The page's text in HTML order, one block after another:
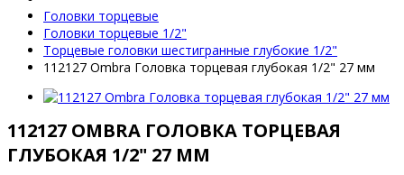
Головки торцевые
Головки торцевые 1/2"
Торцевые головки шестигранные глубокие 1/2"
112127 Ombra Головка торцевая глубокая 1/2" 27 мм
112127 OMBRA ГОЛОВКА ТОРЦЕВАЯ
ГЛУБОКАЯ 1/2" 27 ММ